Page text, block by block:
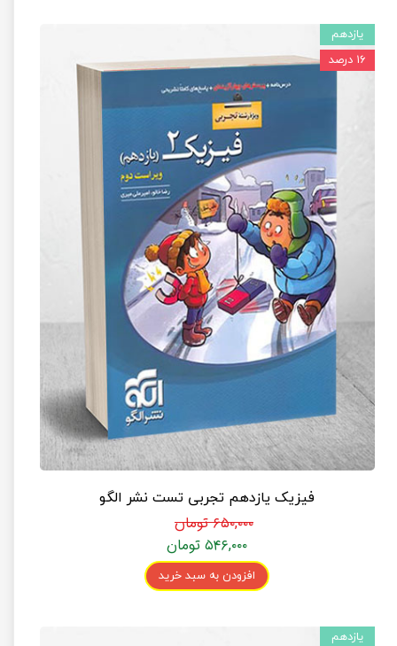
فیزیک یازدهم تجربی تست نشر الگو
۶۵۰,۰۰۰ تومان
۵۴۶,۰۰۰ تومان
افزودن به سبد خرید
یازدهم
۱۶ درصد
یازدهم